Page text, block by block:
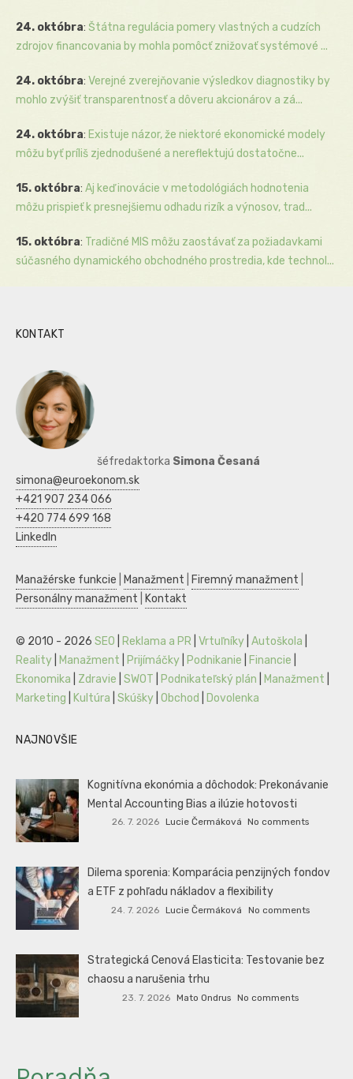
24. októbra: Štátna regulácia pomery vlastných a cudzích
zdrojov financovania by mohla pomôcť znižovať systémové ...
24. októbra: Verejné zverejňovanie výsledkov diagnostiky by
mohlo zvýšiť transparentnosť a dôveru akcionárov a zá...
24. októbra: Existuje názor, že niektoré ekonomické modely
môžu byť príliš zjednodušené a nereflektujú dostatočne...
15. októbra: Aj keď inovácie v metodológiách hodnotenia
môžu prispieť k presnejšiemu odhadu rizík a výnosov, trad...
15. októbra: Tradičné MIS môžu zaostávať za požiadavkami
súčasného dynamického obchodného prostredia, kde technol...
KONTAKT
šéfredaktorka Simona Česaná
simona@euroekonom.sk
+421 907 234 066
+420 774 699 168
LinkedIn
Manažérske funkcie Manažment Firemný manažment
Personálny manažment
Kontakt
© 2010 - 2026 SEO Reklama a PR Vrtuľníky Autoškola
Reality
Manažment Prijímáčky Podnikanie Financie
Ekonomika
Zdravie SWOT Podnikateľský plán Manažment
Marketing
Kultúra Skúšky Obchod Dovolenka
NAJNOVŠIE
Kognitívna ekonómia a dôchodok: Prekonávanie
Mental Accounting Bias a ilúzie hotovosti
26. 7. 2026 Lucie Čermáková No comments
Dilema sporenia: Komparácia penzijných fondov
a ETF z pohľadu nákladov a flexibility
24. 7. 2026 Lucie Čermáková No comments
Strategická Cenová Elasticita: Testovanie bez
chaosu a narušenia trhu
23. 7. 2026 Mato Ondrus No comments